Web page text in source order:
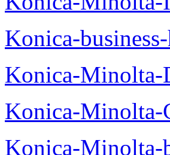
Konica-
Konica-Minolta-
Konica-Minolta-
Konica-Minolta-